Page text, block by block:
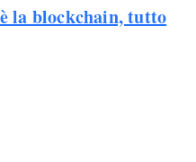
la blockchain, tutto